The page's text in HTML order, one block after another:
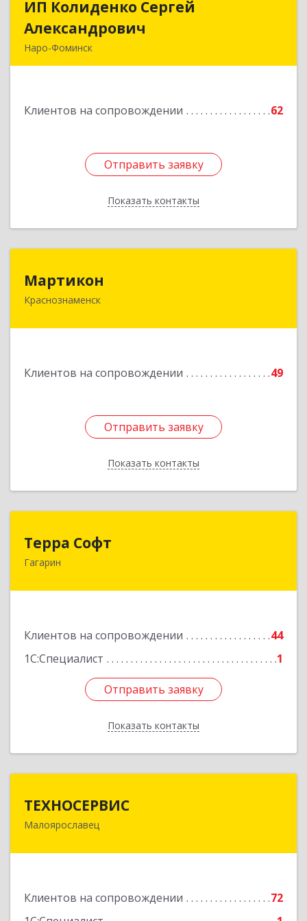
ИП Колиденко Сергей
Александрович
Наро-Фоминск
Клиентов на сопровождении 62
Отправить заявку
Показать контакты
ИП Колиденко Сергей
Отправить заявку
Назад
Мартикон
Краснознаменск
Клиентов на сопровождении 49
Отправить заявку
Показать контакты
143090, Московская обл, Краснознаменск г,
Отправить заявку
Назад
Терра Софт
Гагарин
Клиентов на сопровождении
44
1С:Специалист
1
Отправить заявку
Показать контакты
215010, Смоленская обл, Гагарин г, Ленина ул,
Отправить заявку
Назад
ТЕХНОСЕРВИС
Малоярославец
Клиентов на сопровождении
72
249094, Калужская обл, Малоярославецкий р-н,